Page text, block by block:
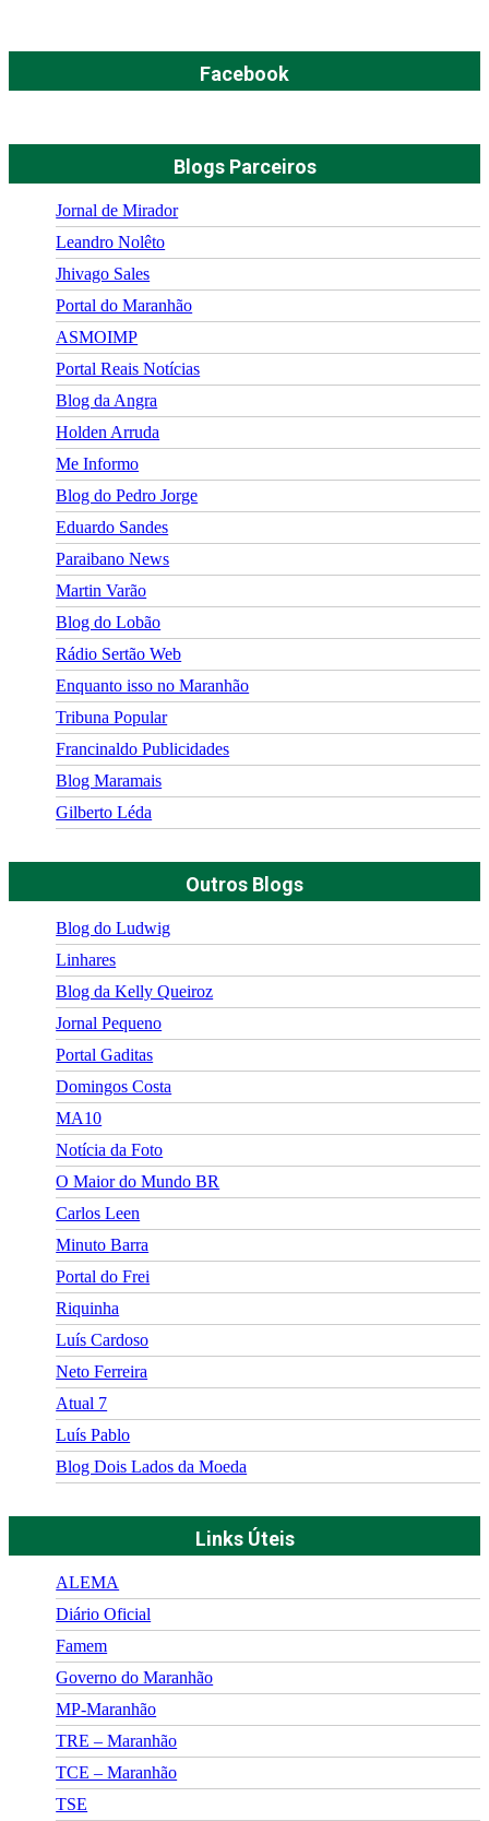
Facebook
Blogs Parceiros
Jornal de Mirador
Leandro Nolêto
Jhivago Sales
Portal do Maranhão
ASMOIMP
Portal Reais Notí­cias
Blog da Angra
Holden Arruda
Me Informo
Blog do Pedro Jorge
Eduardo Sandes
Paraibano News
Martin Varão
Blog do Lobão
Rádio Sertão Web
Enquanto isso no Maranhão
Tribuna Popular
Francinaldo Publicidades
Blog Maramais
Gilberto Léda
Outros Blogs
Blog do Ludwig
Linhares
Blog da Kelly Queiroz
Jornal Pequeno
Portal Gaditas
Domingos Costa
MA10
Notícia da Foto
O Maior do Mundo BR
Carlos Leen
Minuto Barra
Portal do Frei
Riquinha
Luís Cardoso
Neto Ferreira
Atual 7
Luís Pablo
Blog Dois Lados da Moeda
Links Úteis
ALEMA
Diário Oficial
Famem
Governo do Maranhão
MP-Maranhão
TRE – Maranhão
TCE – Maranhão
TSE